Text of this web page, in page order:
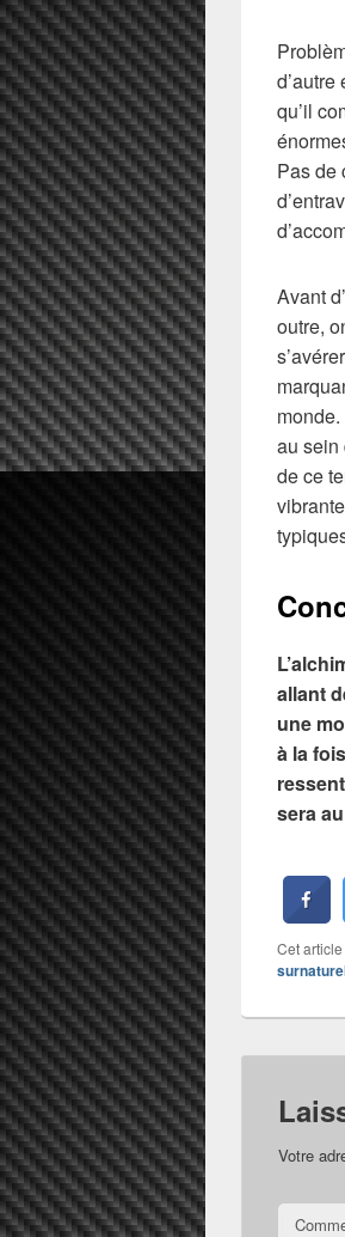
qu’il
Pas de
Avant
outre,
au sein
de ce
allant
une
à la
sera
Cet
Votre